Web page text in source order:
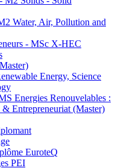
Water, Air, Pollution and
- MSc X-HEC
Energy, Science
Energies Renouvelables :
& Entrepreneuriat (Master)
EuroteQ
PEI